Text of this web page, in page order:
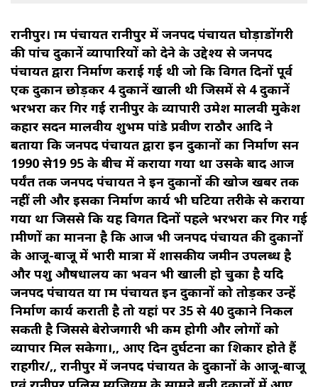
रानीपुर। ग्राम पंचायत रानीपुर में जनपद पंचायत घोड़ाडोंगरी
की पांच दुकानें व्यापारियों को देने के उद्देश्य से जनपद
पंचायत द्वारा निर्माण कराई गई थी जो कि विगत दिनों पूर्व
एक दुकान छोड़कर 4 दुकानें खाली थी जिसमें से 4 दुकानें
भरभरा कर गिर गई रानीपुर के व्यापारी उमेश मालवी मुकेश
कहार सदन मालवीय शुभम पांडे प्रवीण राठौर आदि ने
बताया कि जनपद पंचायत द्वारा इन दुकानों का निर्माण सन
1990 से19 95 के बीच में कराया गया था उसके बाद आज
पर्यंत तक जनपद पंचायत ने इन दुकानों की खोज खबर तक
नहीं ली और इसका निर्माण कार्य भी घटिया तरीके से कराया
गया था जिससे कि यह विगत दिनों पहले भरभरा कर गिर गई
ग्रामीणों का मानना है कि आज भी जनपद पंचायत की दुकानों
के आजू-बाजू में भारी मात्रा में शासकीय जमीन उपलब्ध है
और पशु औषधालय का भवन भी खाली हो चुका है यदि
जनपद पंचायत या ग्राम पंचायत इन दुकानों को तोड़कर उन्हें
निर्माण कार्य कराती है तो यहां पर 35 से 40 दुकाने निकल
सकती है जिससे बेरोजगारी भी कम होगी और लोगों को
व्यापार मिल सकेगा।,, आए दिन दुर्घटना का शिकार होते हैं
राहगीर/,, रानीपुर में जनपद पंचायत के दुकानों के आजू-बाजू